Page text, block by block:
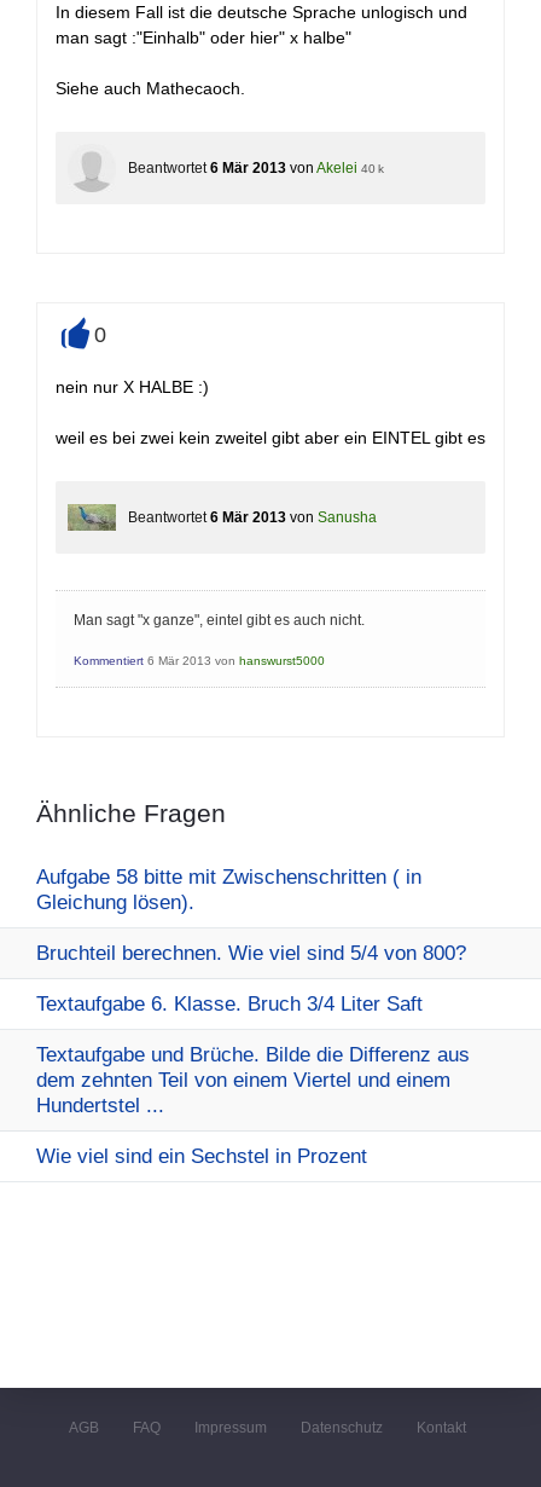
In diesem Fall ist die deutsche Sprache unlogisch und
man sagt :"Einhalb" oder hier" x halbe"
Siehe auch Mathecaoch.
Beantwortet 6 Mär 2013 von Akelei 40 k
0
nein nur X HALBE :)
weil es bei zwei kein zweitel gibt aber ein EINTEL gibt es
Beantwortet 6 Mär 2013 von Sanusha
Man sagt "x ganze", eintel gibt es auch nicht.
Kommentiert 6 Mär 2013 von hanswurst5000
Ähnliche Fragen
Aufgabe 58 bitte mit Zwischenschritten ( in
Gleichung lösen).
Bruchteil berechnen. Wie viel sind 5/4 von 800?
Textaufgabe 6. Klasse. Bruch 3/4 Liter Saft
Textaufgabe und Brüche. Bilde die Differenz aus
dem zehnten Teil von einem Viertel und einem
Hundertstel ...
Wie viel sind ein Sechstel in Prozent
AGB FAQ Impressum Datenschutz Kontakt